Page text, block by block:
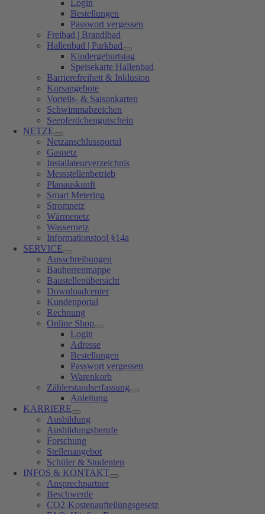
Login
Bestellungen
Passwort vergessen
Freibad | Brandlbad
Hallenbad | Parkbad
Kindergeburtstag
Speisekarte Hallenbad
Barrierefreiheit & Inklusion
Kursangebote
Vorteils- & Saisonkarten
Schwimmabzeichen
Seepferdchengutschein
NETZE
Netzanschlussportal
Gasnetz
Installateurverzeichnis
Messstellenbetrieb
Planauskunft
Smart Metering
Stromnetz
Wärmenetz
Wassernetz
Informationstool §14a
SERVICE
Ausschreibungen
Bauherrenmappe
Baustellenübersicht
Downloadcenter
Kundenportal
Rechnung
Online Shop
Login
Adresse
Bestellungen
Passwort vergessen
Warenkorb
Zählerstandserfassung
Anleitung
KARRIERE
Ausbildung
Ausbildungsberufe
Forschung
Stellenangebot
Schüler & Studenten
INFOS & KONTAKT
Ansprechpartner
Beschwerde
CO2-Kostenaufteilungsgesetz